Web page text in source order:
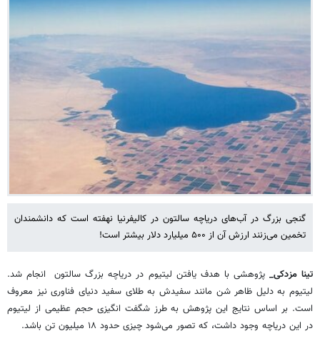
گنجی بزرگ در آب‌های دریاچه سالتون در کالیفرنیا نهفته است که دانشمندان
تخمین می‌زنند ارزش آن از ۵۰۰ میلیارد دلار بیشتر است!
تینا مزدکی_پژوهشی با هدف یافتن لیتیوم در دریاچه بزرگ سالتون انجام شد.
لیتیوم به دلیل ظاهر شن مانند سفیدش به طلای سفید دنیای فناوری نیز معروف
است. بر اساس نتایج این پژوهش به طرز شگفت انگیزی حجم عظیمی از لیتیوم
در این دریاچه وجود داشت، که تصور می‌شود چیزی حدود ۱۸ میلیون تن باشد.